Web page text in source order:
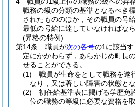
職務の級の分類の基準となるべき
されたもののほか，その職員の号
最低の号給に達していなければなら
(昇格の特例)
第14条
職員が次の各号の1に該当す
定にかかわらず，あらかじめ町長
せることができる。
(1)
職員が生命をとして職務を遂
なり，又は著しい障害の状態と
(2)
初任給基準表に掲げる学歴免
位の職務の等級に必要な資格を